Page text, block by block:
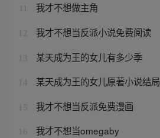
我才不想做主角
12 我才不想当反派小说免费阅读
13 某天成为王的女儿有多少季
14 某天成为王的女儿原著小说结局
15 我才不想当反派免费漫画
16 我才不想当omegaby